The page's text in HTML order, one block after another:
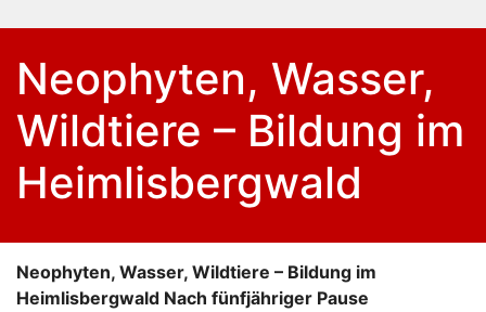
Neophyten, Wasser,
Wildtiere – Bildung im
Heimlisbergwald
Neophyten, Wasser, Wildtiere – Bildung im
Heimlisbergwald Nach fünfjähriger Pause